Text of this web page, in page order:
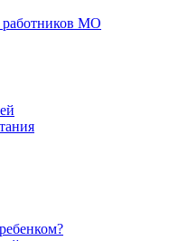
работников МО